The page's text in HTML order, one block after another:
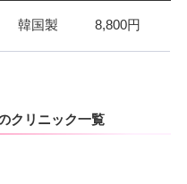
韓国製 8,800円
クリニック一覧